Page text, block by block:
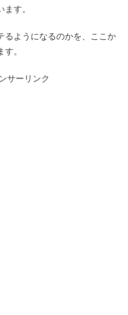
す。
るようになるのかを、ここか
。
サーリンク